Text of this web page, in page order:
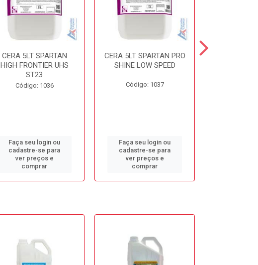
CERA 5LT SPARTAN
HIGH FRONTIER UHS
ST23
Código: 1036
Faça seu login ou
cadastre-se para
ver preços e
comprar
CERA 5LT SPARTAN PRO
SHINE LOW SPEED
Código: 1037
Faça seu login ou
cadastre-se para
ver preços e
comprar